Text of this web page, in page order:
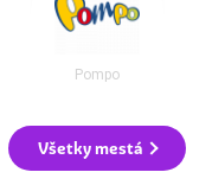
Pompo
Všetky mestá